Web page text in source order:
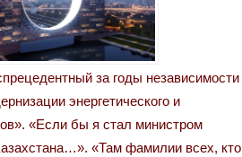
за годы независимости
энергетического и
«Если бы я стал министром
«Там фамилии всех, кто